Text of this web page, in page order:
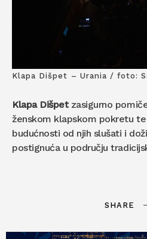
Klapa Dišpet – Urania / foto:
Klapa Dišpet zasigurno
ženskom klapskom pokretu
budućnosti od njih slušati i
postignuća u području
SHARE